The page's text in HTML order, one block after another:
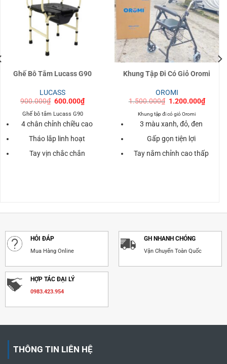
Ghế Bô Tắm Lucass G90
LUCASS
900.000₫ Giá
là:
900.000₫.
600.000₫Giá
hiện
600.000₫.
Ghế bô tắm Lucass G90
4 chân chỉnh chiều cao
Tháo lắp linh hoạt
Tay vịn chắc chắn
Khung Tập Đi Có Giỏ Oromi
OROMI
1.500.000₫ Giá
là:
1.500.000₫.
1.200.000₫Giá
hiện
Khung tập đi có giỏ Oromi
3 màu xanh, đỏ, đen
Gấp gọn tiện lợi
Tay nắm chỉnh cao thấp
HỎI ĐÁP
Mua Hàng Online
GH NHANH CHÓNG
Vận Chuyển Toàn Quốc
HỢP TÁC ĐẠI LÝ
0983.423.954
THÔNG TIN LIÊN HỆ